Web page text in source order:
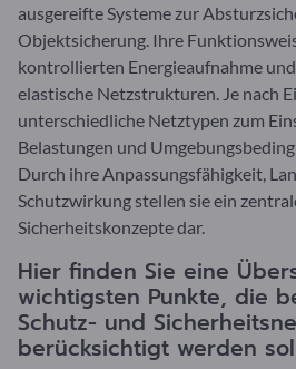
ausgereifte Systeme zur
Objektsicherung. Ihre
kontrollierten Energieaufnahme
elastische Netzstrukturen. Je nach
unterschiedliche Netztypen zum
Belastungen und
Durch ihre Anpassungsfähigkeit,
Schutzwirkung stellen sie ein
Sicherheitskonzepte dar.
Hier finden Sie eine
wichtigsten Punkte, die
Schutz- und
berücksichtigt werden